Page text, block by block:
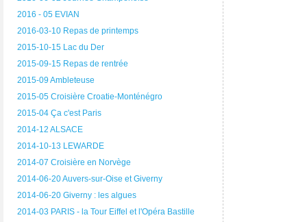
2016 - 05 EVIAN
2016-03-10 Repas de printemps
2015-10-15 Lac du Der
2015-09-15 Repas de rentrée
2015-09 Ambleteuse
2015-05 Croisière Croatie-Monténégro
2015-04 Ça c'est Paris
2014-12 ALSACE
2014-10-13 LEWARDE
2014-07 Croisière en Norvège
2014-06-20 Auvers-sur-Oise et Giverny
2014-06-20 Giverny : les algues
2014-03 PARIS - la Tour Eiffel et l'Opéra Bastille